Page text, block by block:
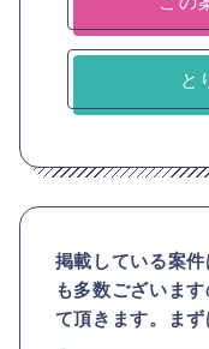
と
掲載している案
も多数ございま
て頂きます。ま